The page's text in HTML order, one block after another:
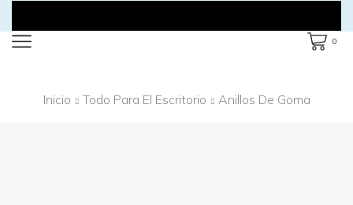
0
Inicio Todo Para El Escritorio Anillos De Goma